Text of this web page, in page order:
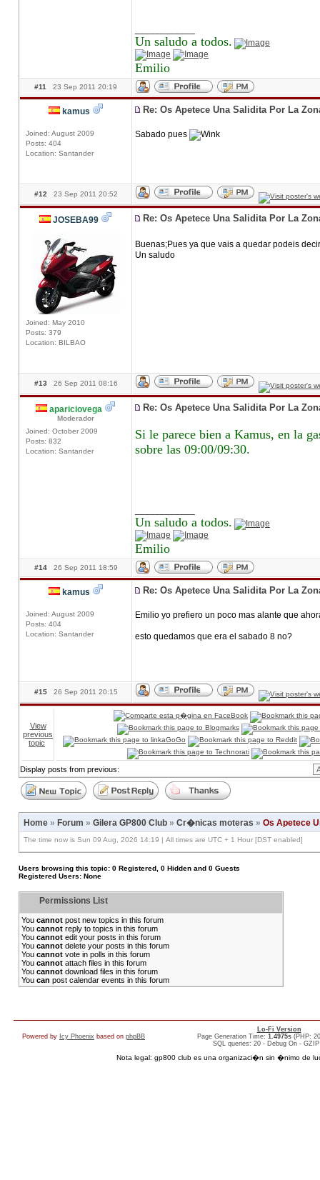
Un saludo a todos.
Emilio
#11 23 Sep 2011 20:19
kamus
Joined: August 2009
Posts: 404
Location: Santander
Re: Os Apetece Una Salidita Por La
Sabado pues
#12 23 Sep 2011 20:52
JOSEBA99
Joined: May 2010
Posts: 379
Location: BILBAO
Re: Os Apetece Una Salidita Por La
Buenas;Pues ya que vais a quedar podeis
Un saludo
#13 26 Sep 2011 08:16
apariciovega
Moderador
Joined: October 2009
Posts: 832
Location: Santander
Re: Os Apetece Una Salidita Por La
Si le parece bien a Kamus, en la
sobre las 09:00/09:30.
Un saludo a todos.
Emilio
#14 26 Sep 2011 18:59
kamus
Joined: August 2009
Posts: 404
Location: Santander
Re: Os Apetece Una Salidita Por La
Emilio yo prefiero un poco mas alante que
esto quedamos que era el sabado 8 no?
#15 26 Sep 2011 20:15
View
previous
topic
Display posts from previous:
Home » Forum » Gilera GP800 Club » Cr�nicas moteras » Os Apetece
The time now is Sun 09 Aug, 2026 14:19 | All times are UTC + 1 Hour [DST enabled]
Users browsing this topic: 0 Registered, 0 Hidden and 0 Guests
Registered Users: None
Permissions List
You cannot post new topics in this forum
You cannot reply to topics in this forum
You cannot edit your posts in this forum
You cannot delete your posts in this forum
You cannot vote in polls in this forum
You cannot attach files in this forum
You cannot download files in this forum
You can post calendar events in this forum
Powered by Icy Phoenix based on phpBB
Lo-Fi Version
Page Generation Time: 1.4975s (PHP:
SQL queries: 20 - Debug On -
Nota legal: gp800 club es una organizaci�n sin �nimo de